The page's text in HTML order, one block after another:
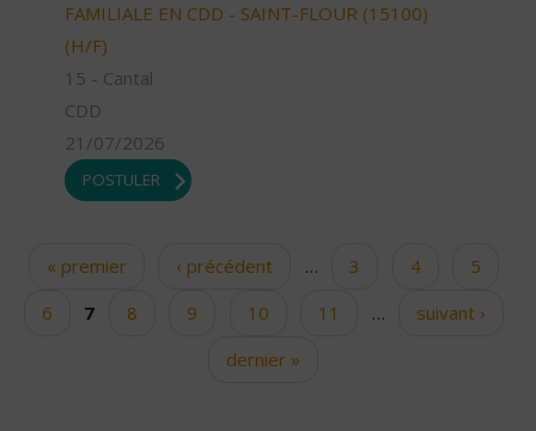
FAMILIALE EN CDD - SAINT-FLOUR (15100)
(H/F)
15 - Cantal
CDD
21/07/2026
POSTULER
Pages« premier ‹ précédent … 3 4
5
6
7 8 9 10 11 …
suivant ›
dernier »